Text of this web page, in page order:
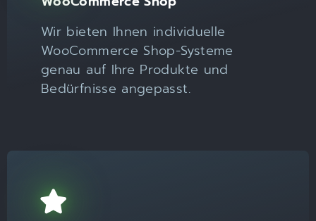
Wir bieten Ihnen individuelle
WooCommerce Shop-Systeme
genau auf Ihre Produkte und
Bedürfnisse angepasst.